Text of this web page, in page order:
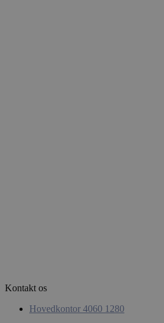
Kontakt os
Hovedkontor 4060 1280